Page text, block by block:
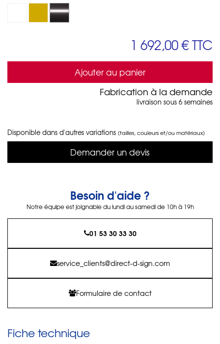
1 692,00 €TTC
Ajouter au panier
Fabrication à la demande
livraison sous 6 semaines
Disponible dans d'autres variations (tailles, couleurs et/ou matériaux)
Demander un devis
Besoin d'aide ?
Notre équipe est joignable du lundi au samedi de 10h à 19h
01 53 30 33 30
service_clients@direct-d-sign.com
Formulaire de contact
Fiche technique